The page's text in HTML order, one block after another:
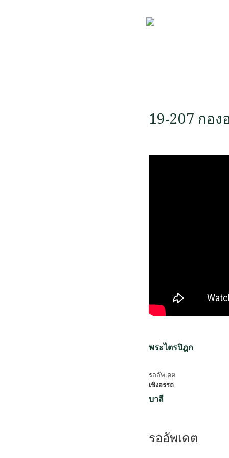
19-207 กอง
พระไตรปิฎก
รออัพเดต
เชิงอรรถ
บาลี
รออัพเดต